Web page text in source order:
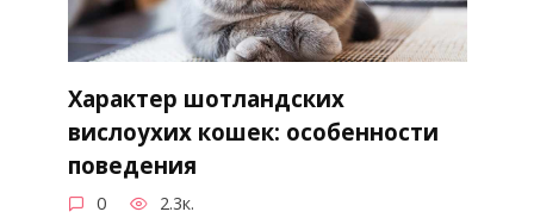
Характер шотландских
вислоухих кошек: особенности
поведения
0 2.3к.